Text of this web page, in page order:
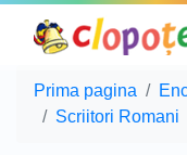
Prima pagina
Scriitori Romani